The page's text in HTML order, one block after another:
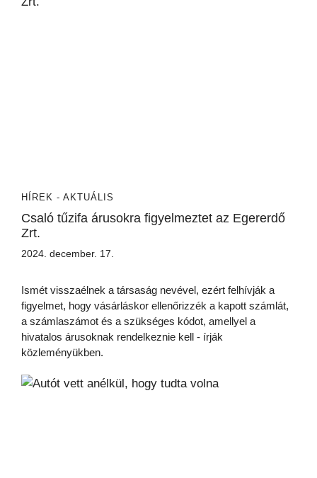
HÍREK - AKTUÁLIS
Csaló tűzifa árusokra figyelmeztet az Egererdő
Zrt.
2024. december. 17.
Ismét visszaélnek a társaság nevével, ezért felhívják a
figyelmet, hogy vásárláskor ellenőrizzék a kapott számlát,
a számlaszámot és a szükséges kódot, amellyel a
hivatalos árusoknak rendelkeznie kell - írják
közleményükben.